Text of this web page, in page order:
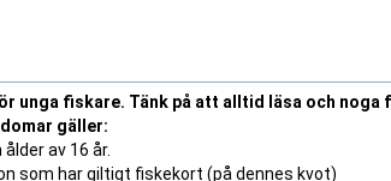
unga fiskare. Tänk på att alltid läsa och noga
gäller:
av 16 år.
som har giltigt fiskekort (på dennes kvot)